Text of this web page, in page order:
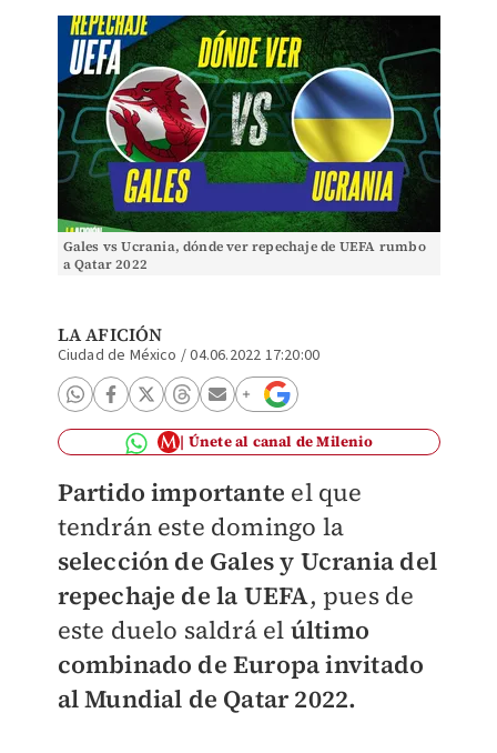
Gales vs Ucrania, dónde ver repechaje de UEFA rumbo
a Qatar 2022
LA AFICIÓN
Ciudad de México /04.06.2022 17:20:00
Únete al canal de Milenio
Partido importante el que
tendrán este domingo la
selección de Gales y Ucrania del
repechaje de la UEFA, pues de
este duelo saldrá el último
combinado de Europa invitado
al Mundial de Qatar 2022.